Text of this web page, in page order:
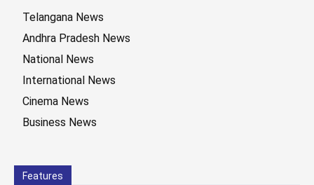
Telangana News
Andhra Pradesh News
National News
International News
Cinema News
Business News
Features